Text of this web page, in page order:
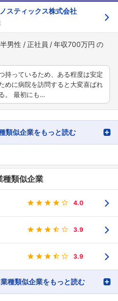
スティックス株式会社
男性 正社員 年収700万円
持っているため、ある程度は安定
めに病院を訪問すると大変喜ばれ
。 最初にも…
類似企業をもっと読む
種類似企業
4.0
3.9
3.9
種類似企業をもっと読む